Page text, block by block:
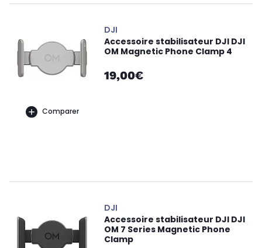
Comparer
DJI
Accessoire stabilisateur DJI DJI
OM Magnetic Phone Clamp 4
19,00€
DJI
Accessoire stabilisateur DJI DJI
OM 7 Series Magnetic Phone
Clamp